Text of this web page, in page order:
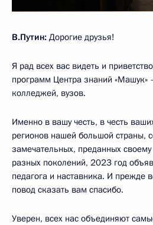
В.Путин: Дорогие друзья!
Я рад всех вас видеть и
программ Центра знаний «Машук»
колледжей, вузов.
Именно в вашу честь, в честь
регионов нашей большой страны,
замечательных, преданных
разных поколений, 2023 год
педагога и наставника. И прежде
повод сказать вам спасибо.
Уверен, всех нас объединяют